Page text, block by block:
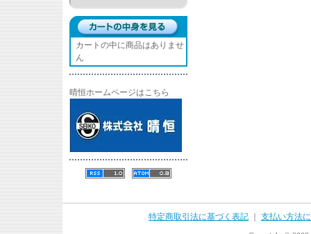
カートの中に商品はありませ
ん
晴恒ホームページはこちら
特定商取引法に基づく表記
支払い方法